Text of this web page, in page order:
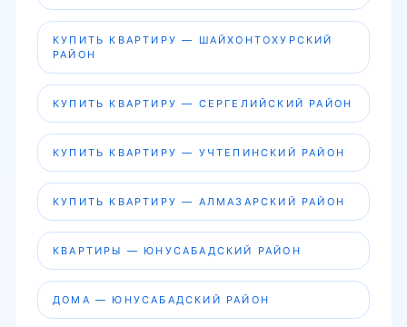
КУПИТЬ КВАРТИРУ — ШАЙХОНТОХУРСКИЙ
РАЙОН
КУПИТЬ КВАРТИРУ — СЕРГЕЛИЙСКИЙ РАЙОН
КУПИТЬ КВАРТИРУ — УЧТЕПИНСКИЙ РАЙОН
КУПИТЬ КВАРТИРУ — АЛМАЗАРСКИЙ РАЙОН
КВАРТИРЫ — ЮНУСАБАДСКИЙ РАЙОН
ДОМА — ЮНУСАБАДСКИЙ РАЙОН